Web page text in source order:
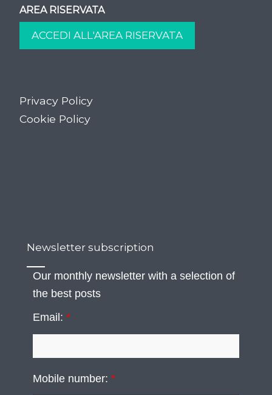
AREA RISERVATA
Privacy Policy
Cookie Policy
Newsletter subscription
Our monthly newsletter with a selection of
the best posts
Email:*
Mobile number:*